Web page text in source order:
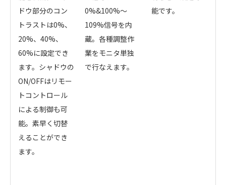
ドウ部分のコン
トラストは0%、
20%、40%、
60%に設定でき
ます。シャドウの
ON/OFFはリモー
トコントロール
による制御も可
能。素早く切替
えることができ
ます。
0%&100%～
109%信号を内
蔵。各種調整作
業をモニタ単独
で行なえます。
能です。